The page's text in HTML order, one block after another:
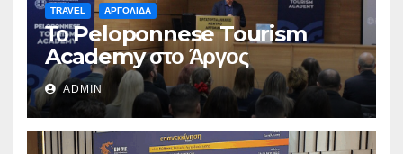
TRAVEL ΑΡΓΟΛΙΔΑ
Το Peloponnese Tourism
Academy στο Άργος
ADMIN